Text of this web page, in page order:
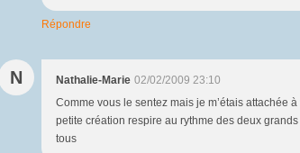
Répondre
N Nathalie-Marie 02/02/2009 23:10
Comme vous le sentez mais je m’étais attachée
petite création respire au rythme des deux
tous